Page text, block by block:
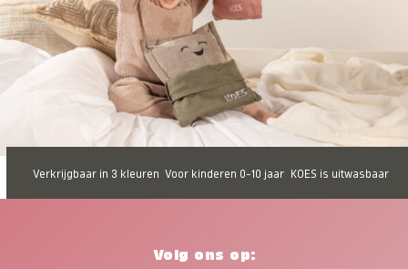
Verkrijgbaar in 3 kleuren Voor kinderen 0-10 jaar KOES is uitwasbaar
Volg ons op: